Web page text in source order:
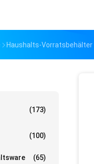
Haushalts-Vorratsbehälter
(173)
(100)
(65)